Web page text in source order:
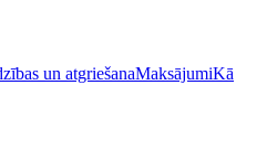
un atgriešanaMaksājumiKā